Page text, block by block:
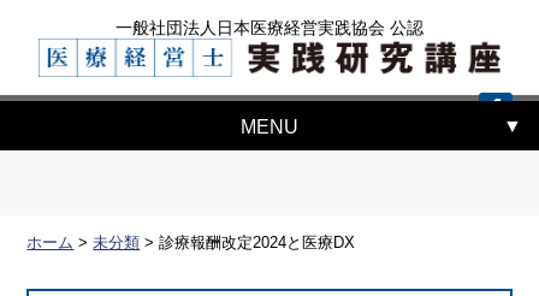
一般社団法人日本医療経営実践協会 公認
MENU
ホーム >未分類 >診療報酬改定2024と医療DX